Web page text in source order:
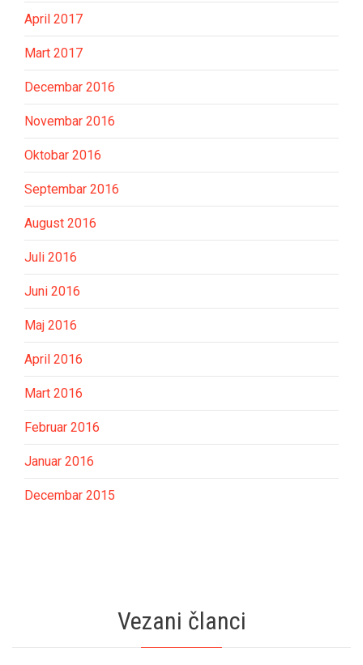
April 2017
Mart 2017
Decembar 2016
Novembar 2016
Oktobar 2016
Septembar 2016
August 2016
Juli 2016
Juni 2016
Maj 2016
April 2016
Mart 2016
Februar 2016
Januar 2016
Decembar 2015
Vezani članci